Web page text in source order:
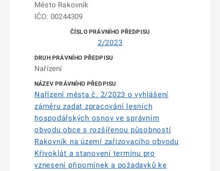
Město Rakovník
IČO: 00244309
2/2023
Nařízení
Nařízení města č. 2/2023 o vyhlášení
záměru zadat zpracování lesních
hospodářských osnov ve správním
obvodu obce s rozšířenou působností
Rakovník na území zařizovacího obvodu
Křivoklát a stanovení termínu pro
vznesení připomínek a požadavků ke